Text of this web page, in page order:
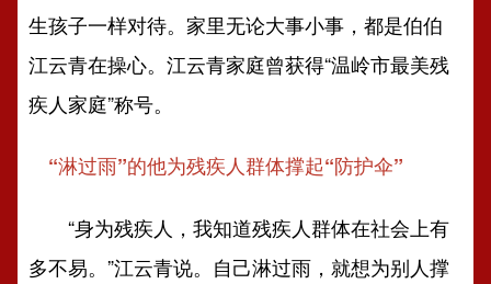
生孩子一样对待。家里无论大事小事，都是伯伯
江云青在操心。江云青家庭曾获得“温岭市最美残
疾人家庭”称号。
“淋过雨”的他为残疾人群体撑起“防护伞”
“身为残疾人，我知道残疾人群体在社会上有
多不易。”江云青说。自己淋过雨，就想为别人撑